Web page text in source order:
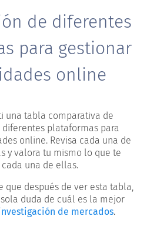
de diferentes
para gestionar
online
una tabla comparativa de
diferentes plataformas para
online. Revisa cada una de
y valora tu mismo lo que te
una de ellas.
que después de ver esta tabla,
duda de cuál es la mejor
de mercados.